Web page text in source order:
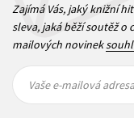
Zajímá Vás, jaký knižní
sleva, jaká běží soutěž o
mailových novinek
mailová
mailová
Vaše e-mailová adresa